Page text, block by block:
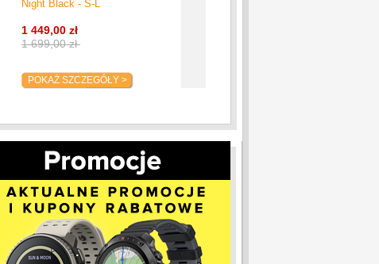
Night Black - S-L
1 449,00 zł
1 699,00 zł
POKAŻ SZCZEGÓŁY >